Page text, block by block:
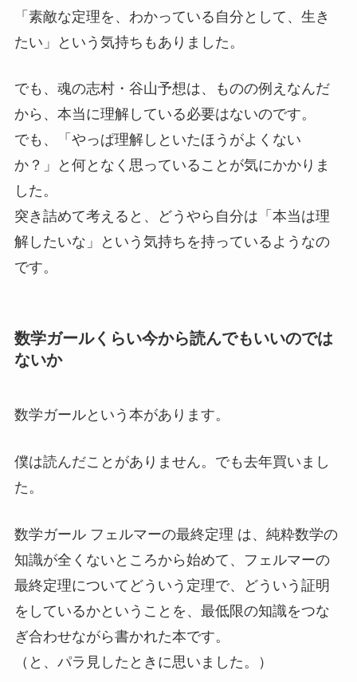
「素敵な定理を、わかっている自分として、生き
たい」という気持ちもありました。
でも、魂の志村・谷山予想は、ものの例えなんだ
から、本当に理解している必要はないのです。
でも、「やっぱ理解しといたほうがよくない
か？」と何となく思っていることが気にかかりま
した。
突き詰めて考えると、どうやら自分は「本当は理
解したいな」という気持ちを持っているようなの
です。
数学ガールくらい今から読んでもいいのでは
ないか
数学ガールという本があります。
僕は読んだことがありません。でも去年買いまし
た。
数学ガール フェルマーの最終定理 は、純粋数学の
知識が全くないところから始めて、フェルマーの
最終定理についてどういう定理で、どういう証明
をしているかということを、最低限の知識をつな
ぎ合わせながら書かれた本です。
（と、パラ見したときに思いました。）